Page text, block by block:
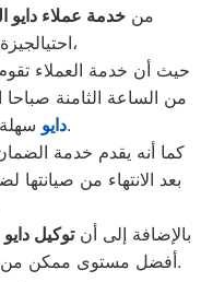
منخدمة عملاء دايو
احتيالجيزةت الزبائن داخل الفروع،
حيث أن خدمة العملاء
من الساعة الثامنة
دايوسهلة ومتيسرة على الجميع.
كما أنه يقدم خدمة
بعد الانتهاء من صيانتها
بالإضافة إلى أنتوكيل
أفضل مستوى ممكن من الجودة والكفاءة في صيانة أجهزة دايو.